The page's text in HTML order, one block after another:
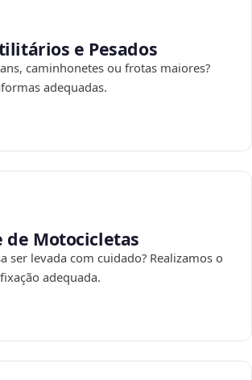
e Pesados
caminhonetes ou frotas maiores?
adequadas.
de Motocicletas
ser levada com cuidado? Realizamos o
adequada.